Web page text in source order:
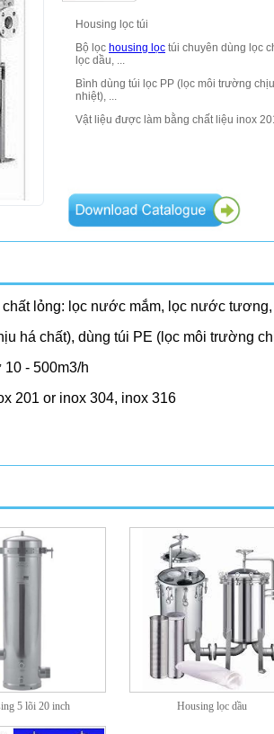
Housing lọc túi
Bộ lọc housing lọc túi chuyên dùng lọc
lọc dầu, ...
Bình dùng túi lọc PP (lọc môi trường
nhiệt), ...
Vật liệu được làm bằng chất liệu inox
lỏng: lọc nước mắm, lọc nước tương,
há chất), dùng túi PE (lọc môi trường
- 500m3/h
201 or inox 304, inox 316
5 lõi 20 inch Housing lọc dầu